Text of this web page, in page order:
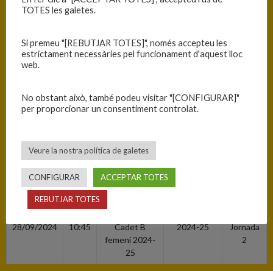
INFORMACIÓ
Data Hora
28/09/2024 10:45
Cadet B
femení 2024-
25
2024-25
Jornada
2
TOTES les galetes.
Si premeu "[REBUTJAR TOTES]", només accepteu les
estrictament necessàries pel funcionament d'aquest lloc
web.
No obstant això, també podeu visitar "[CONFIGURAR]"
per proporcionar un consentiment controlat.
Veure la nostra política de galetes
CONFIGURAR ACCEPTAR TOTES
REBUTJAR TOTES